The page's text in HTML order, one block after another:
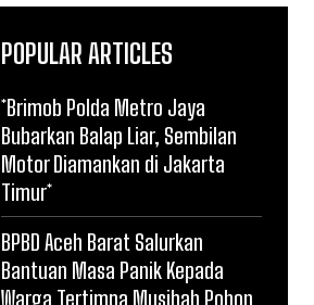
POPULAR ARTICLES
*Brimob Polda Metro Jaya
Bubarkan Balap Liar, Sembilan
Motor Diamankan di Jakarta
Timur*
BPBD Aceh Barat Salurkan
Bantuan Masa Panik Kepada
Warga Tertimpa Musibah Pohon